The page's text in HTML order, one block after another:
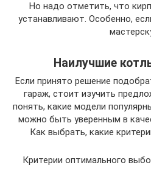
Но надо отметить, что
устанавливают. Особенно,
Наилучшие
Если принято решение
гараж, стоит изучить
понять, какие модели
можно быть уверенным в
Как выбрать, какие
Критерии оптимального